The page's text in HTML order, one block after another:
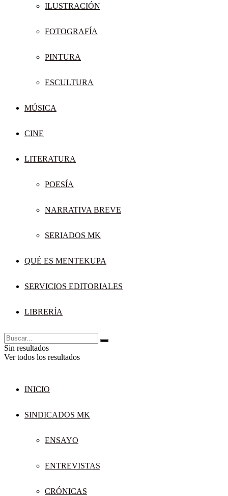
ILUSTRACIÓN
FOTOGRAFÍA
PINTURA
ESCULTURA
MÚSICA
CINE
LITERATURA
POESÍA
NARRATIVA BREVE
SERIADOS MK
QUÉ ES MENTEKUPA
SERVICIOS EDITORIALES
LIBRERÍA
Sin resultados
Ver todos los resultados
INICIO
SINDICADOS MK
ENSAYO
ENTREVISTAS
CRÓNICAS